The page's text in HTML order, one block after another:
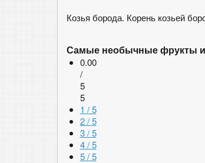
Козья борода. Корень козьей
Самые необычные фрукты
0.00
/
5
5
1 / 5
2 / 5
3 / 5
4 / 5
5 / 5